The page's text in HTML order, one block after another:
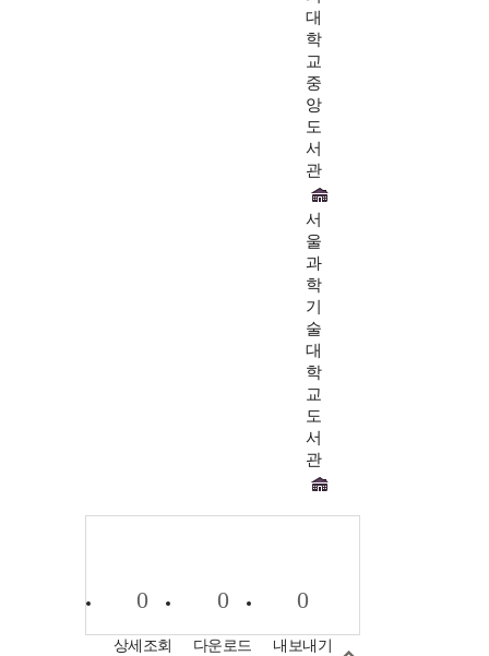
대
학
교
중
앙
도
서
관
서
울
과
학
기
술
대
학
교
도
서
관
0
상세조회
0
다운로드
0
내보내기